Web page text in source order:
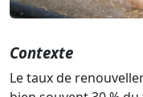
Contexte
Le taux de